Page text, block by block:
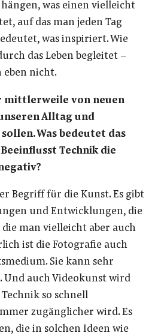
was einen vielleicht
auf das man jeden Tag
was inspiriert. Wie
das Leben begleitet –
eben nicht.
mittlerweile von neuen
Alltag und
Was bedeutet das
Technik die
Begriff für die Kunst. Es gibt
und Entwicklungen, die
man vielleicht aber auch
ist die Fotografie auch
Sie kann sehr
Und auch Videokunst wird
so schnell
zugänglicher wird. Es
die in solchen Ideen wie